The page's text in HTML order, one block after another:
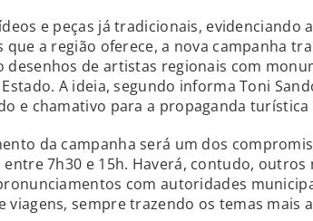
e peças já tradicionais, evidenciando
que a região oferece, a nova campanha
desenhos de artistas regionais com
A ideia, segundo informa Toni
e chamativo para a propaganda turística
da campanha será um dos
7h30 e 15h. Haverá, contudo,
com autoridades
viagens, sempre trazendo os temas mais